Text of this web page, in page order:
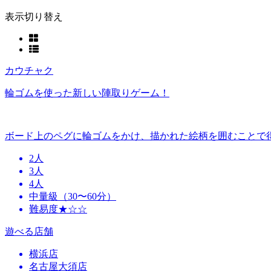
表示切り替え
カウチャク
輪ゴムを使った新しい陣取りゲーム！
ボード上のペグに輪ゴムをかけ、描かれた絵柄を囲むことで
2人
3人
4人
中量級（30〜60分）
難易度★☆☆
遊べる店舗
横浜店
名古屋大須店